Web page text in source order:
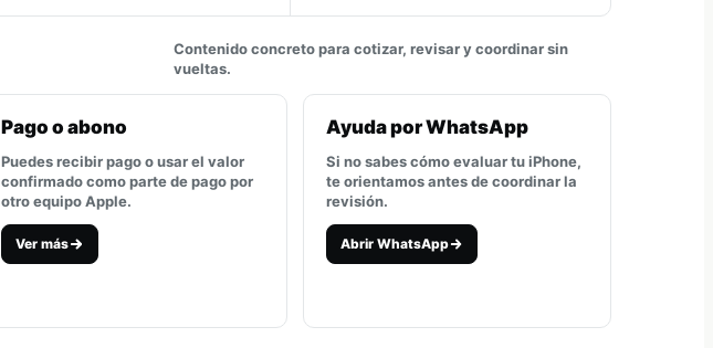
Contenido concreto para cotizar, revisar y coordinar sin
vueltas.
Pago o abono
Puedes recibir pago o usar el valor
confirmado como parte de pago por
otro equipo Apple.
Ver más
Ayuda por WhatsApp
Si no sabes cómo evaluar tu iPhone,
te orientamos antes de coordinar la
revisión.
Abrir WhatsApp